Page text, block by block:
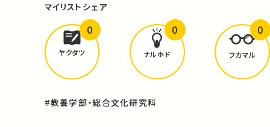
マイリスト シェア
どんな学びがありましたか？
ヤクダツ
0
ナルホド
0
フカマル
0
#教養学部・総合文化研究科